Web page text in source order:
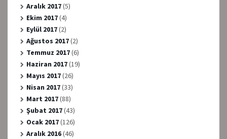
Aralık 2017(5)
Ekim 2017(4)
Eylül 2017(2)
Ağustos 2017(2)
Temmuz 2017(6)
Haziran 2017(19)
Mayıs 2017(26)
Nisan 2017(33)
Mart 2017(88)
Şubat 2017(43)
Ocak 2017(126)
Aralık 2016(46)